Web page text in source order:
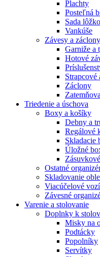
Plachty
Posteľná
Sada
Vankúše
Závesy a záclony
Garniže a
Hotové
Záclony
Triedenie a úschova
Boxy a košíky
Debny a
Regálové
Skladacie
Úložné
Ostatné
Skladovanie
Viacúčelové
Závesné
Varenie a stolovanie
Doplnky k
Misky na
Podtácky
Popolníky
Servítky